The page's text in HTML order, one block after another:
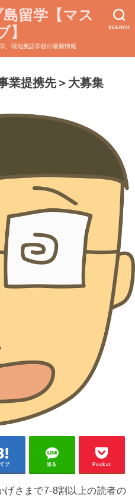
SEARCH
留学【マス
】
、現地英語学校の最新情報
業提携先＞大募集
ブ 送る Pocket
さまで7‐8割以上の読者の